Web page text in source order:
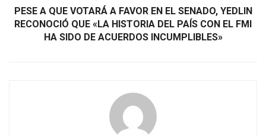
PESE A QUE VOTARÁ A FAVOR EN EL SENADO, YEDLIN
RECONOCIÓ QUE «LA HISTORIA DEL PAÍS CON EL FMI
HA SIDO DE ACUERDOS INCUMPLIBLES»